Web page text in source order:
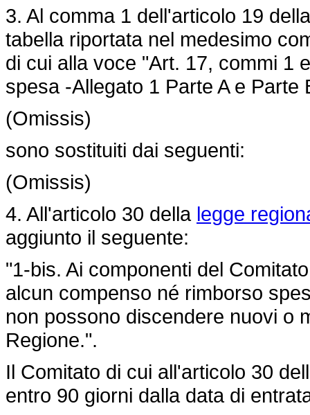
3. Al comma 1 dell'articolo 19
tabella riportata nel medesimo
di cui alla voce "Art. 17, commi 1
spesa -Allegato 1 Parte A e
(Omissis)
sono sostituiti dai seguenti:
(Omissis)
4. All'articolo 30 della legge
aggiunto il seguente:
"1-bis. Ai componenti del
alcun compenso né rimborso
non possono discendere nuovi o
Regione.".
Il Comitato di cui all'articolo 30
entro 90 giorni dalla data di